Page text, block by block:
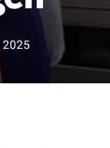
2025